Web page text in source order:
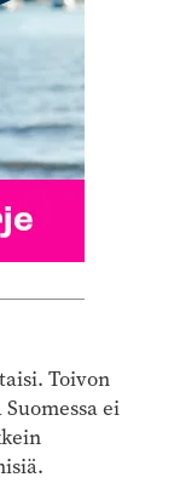
Toivon
ei